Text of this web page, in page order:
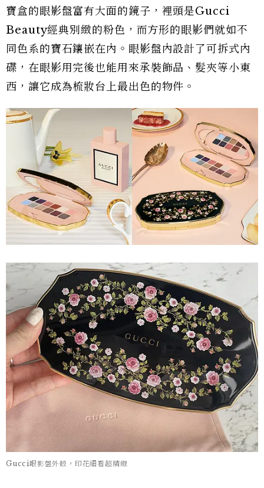
寶盒的眼影盤富有大面的鏡子，裡頭是Gucci
Beauty經典別緻的粉色，而方形的眼影們就如不
同色系的寶石鑲嵌在內。眼影盤內設計了可拆式內
碟，在眼影用完後也能用來承裝飾品、髮夾等小東
西，讓它成為梳妝台上最出色的物件。
Gucci眼影盤外殼，印花細看超精緻